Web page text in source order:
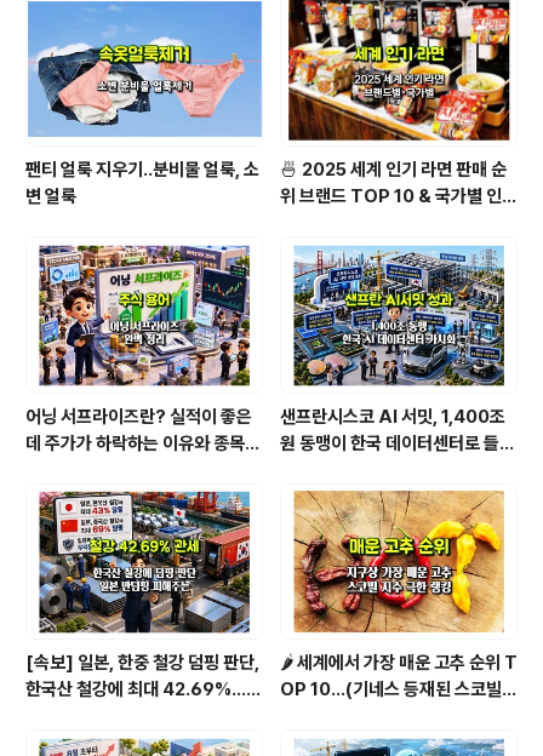
고부가 D램 호황에서 서버용 D램, eSSD, 범용 D램 가격
상승까지 확산되는 구간입니다. 즉, AI 반도체 수요가 특정
제품 하나가 아니라..
팬티 얼룩 지우기..분비물 얼룩, 소
변 얼룩
🍜 2025 세계 인기 라면 판매 순
위 브랜드 TOP 10 & 국가별 인기
어닝 서프라이즈란? 실적이 좋은
데 주가가 하락하는 이유와 종목
샌프란시스코 AI 서밋, 1,400조
원 동맹이 한국 데이터센터로 들어
[속보] 일본, 한중 철강 덤핑 판단,
한국산 철강에 최대 42.69%…직
🌶️ 세계에서 가장 매운 고추 순위 T
OP 10...(기네스 등재된 스코빌